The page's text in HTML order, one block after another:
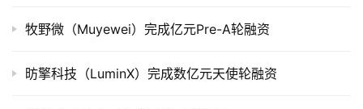
创
数
牧野微（Muyewei）完成亿元Pre-A轮融资
昉擎科技（LuminX）完成数亿元天使轮融资